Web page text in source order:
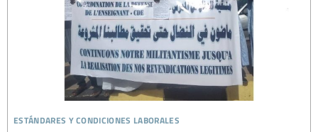
estándares y condiciones laborales